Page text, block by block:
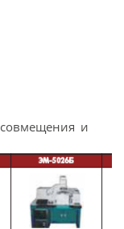
совмещения и